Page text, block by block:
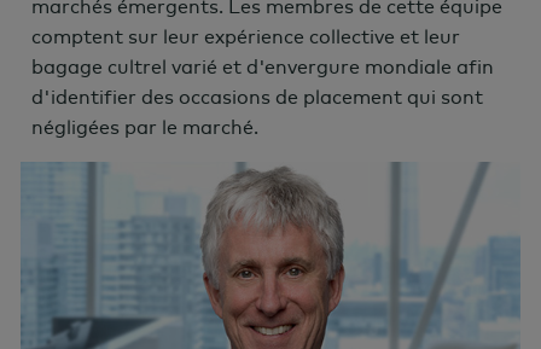
marchés émergents. Les membres de cette équipe
comptent sur leur expérience collective et leur
bagage cultrel varié et d'envergure mondiale afin
d'identifier des occasions de placement qui sont
négligées par le marché.